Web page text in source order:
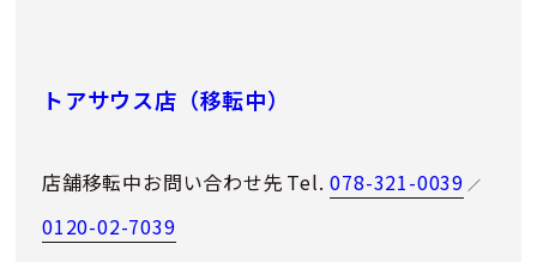
トアサウス店（移転中）
店舗移転中お問い合わせ先 Tel.078-321-0039 ／
0120-02-7039